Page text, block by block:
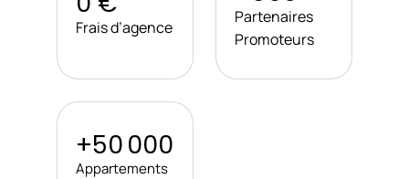
Frais d’agence
Partenaires
Promoteurs
+50 000
Appartements